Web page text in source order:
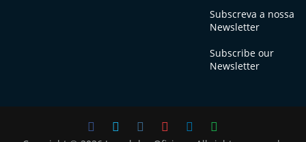
Subscreva a nossa
Newsletter
Subscribe our
Newsletter